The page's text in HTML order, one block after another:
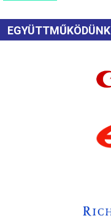
EGYÜTTMŰKÖDÜNK